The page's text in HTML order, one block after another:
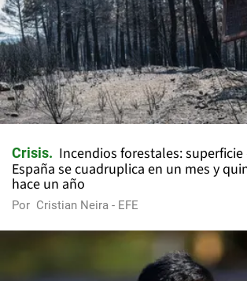
Crisis
Incendios forestales:
España se cuadruplica en un mes y
hace un año
Por Cristian Neira - EFE